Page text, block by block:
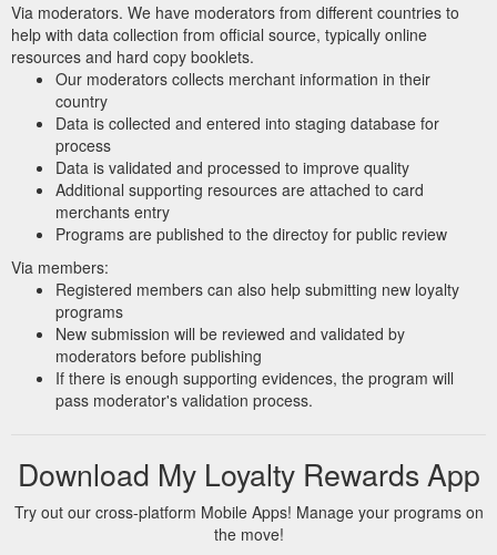
Via moderators. We have moderators from different countries to
help with data collection from official source, typically online
resources and hard copy booklets.
Our moderators collects merchant information in their
country
Data is collected and entered into staging database for
process
Data is validated and processed to improve quality
Additional supporting resources are attached to card
merchants entry
Programs are published to the directoy for public review
Via members:
Registered members can also help submitting new loyalty
programs
New submission will be reviewed and validated by
moderators before publishing
If there is enough supporting evidences, the program will
pass moderator's validation process.
Download My Loyalty Rewards App
Try out our cross-platform Mobile Apps! Manage your programs on
the move!